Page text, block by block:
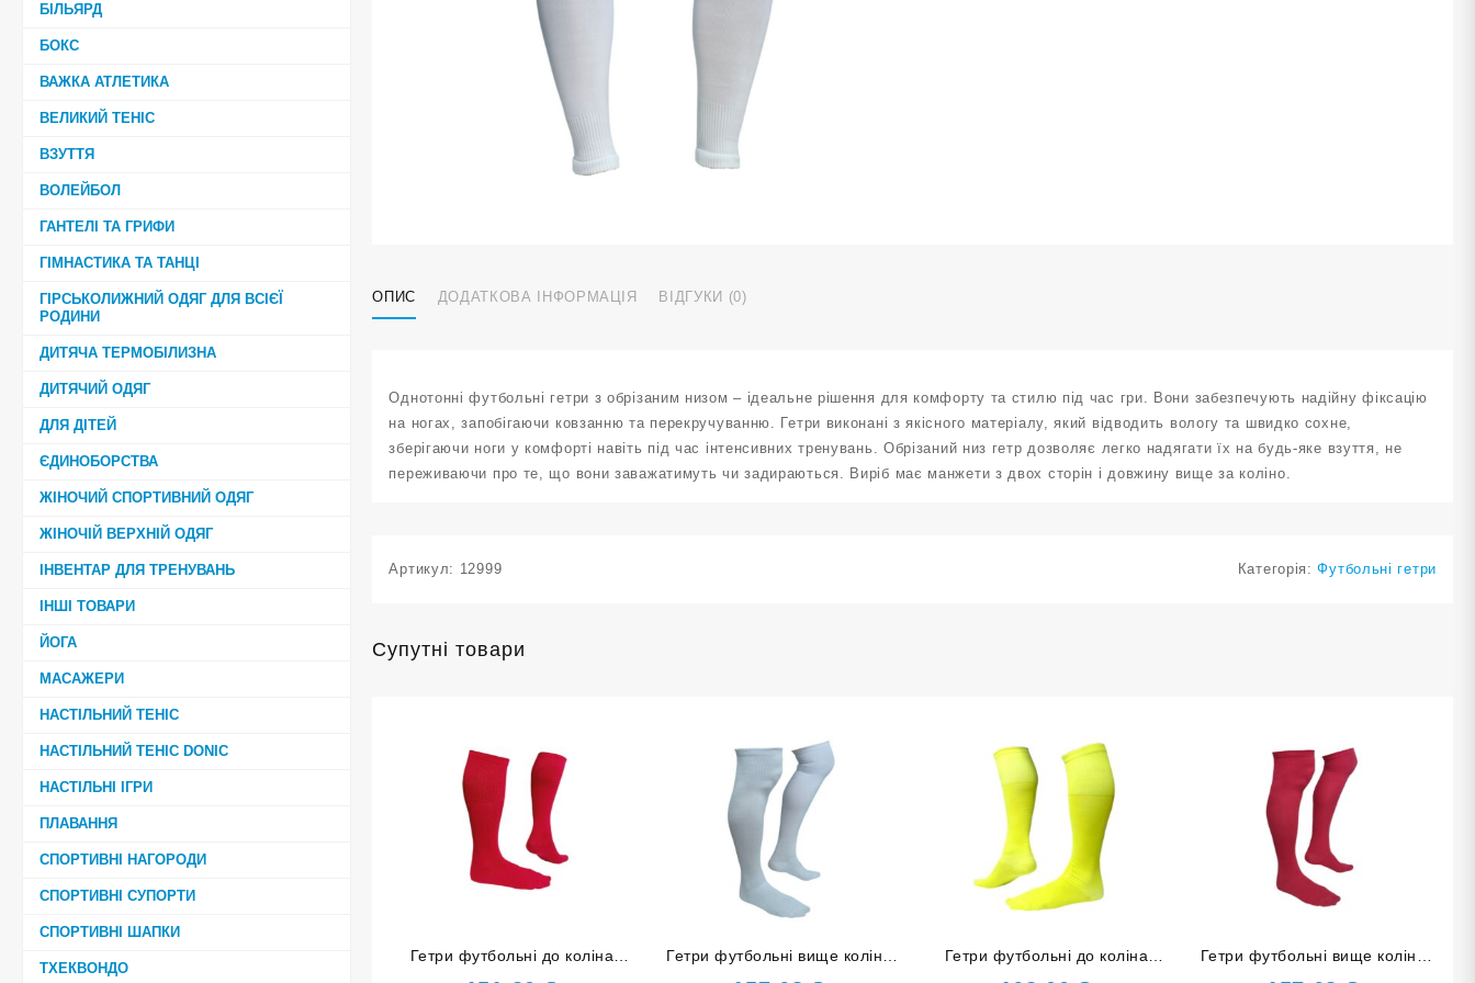
БІЛЬЯРД
БОКС
ВАЖКА АТЛЕТИКА
ВЕЛИКИЙ ТЕНІС
ВЗУТТЯ
ВОЛЕЙБОЛ
ГАНТЕЛІ ТА ГРИФИ
ГІМНАСТИКА ТА ТАНЦІ
ГІРСЬКОЛИЖНИЙ ОДЯГ ДЛЯ ВСІЄЇ
РОДИНИ
ДИТЯЧА ТЕРМОБІЛИЗНА
ДИТЯЧИЙ ОДЯГ
ДЛЯ ДІТЕЙ
ЄДИНОБОРСТВА
ЖІНОЧИЙ СПОРТИВНИЙ ОДЯГ
ЖІНОЧІЙ ВЕРХНІЙ ОДЯГ
ІНВЕНТАР ДЛЯ ТРЕНУВАНЬ
ІНШІ ТОВАРИ
ЙОГА
МАСАЖЕРИ
НАСТІЛЬНИЙ ТЕНІС
НАСТІЛЬНИЙ ТЕНІС DONIC
НАСТІЛЬНІ ІГРИ
ПЛАВАННЯ
СПОРТИВНІ НАГОРОДИ
СПОРТИВНІ СУПОРТИ
СПОРТИВНІ ШАПКИ
ТХЕКВОНДО
ОПИС ДОДАТКОВА ІНФОРМАЦІЯ ВІДГУКИ (0)
Однотонні футбольні гетри з обрізаним низом – ідеальне рішення для комфорту та стилю під час гри. Вони забезпечують надійну фіксацію
на ногах, запобігаючи ковзанню та перекручуванню. Гетри виконані з якісного матеріалу, який відводить вологу та швидко сохне,
зберігаючи ноги у комфорті навіть під час інтенсивних тренувань. Обрізаний низ гетр дозволяє легко надягати їх на будь-яке взуття, не
переживаючи про те, що вони заважатимуть чи задираються. Виріб має манжети з двох сторін і довжину вище за коліно.
Артикул: 12999 Категорія:Футбольні гетри
Супутні товари
Гетри футбольні до коліна
розмір 34-37 червоні
Гетри футбольні вище коліна
розмір 34-37 білі
Гетри футбольні до коліна
розмір 38-40 жовті
Гетри футбольні вище коліна
розмір 34-37 червоні